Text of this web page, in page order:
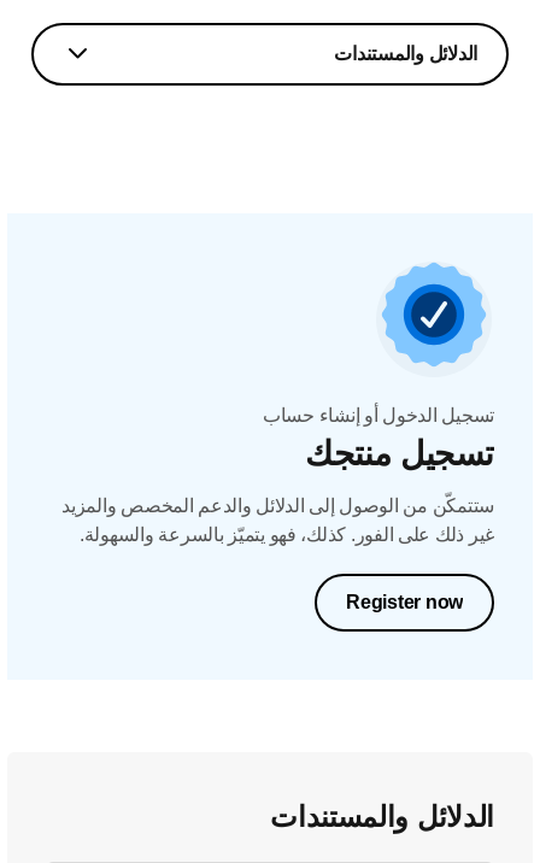
الدلائل والمستندات
تسجيل الدخول أو إنشاء حساب
تسجيل منتجك
ستتمكّن من الوصول إلى الدلائل والدعم المخصص والمزيد
غير ذلك على الفور. كذلك، فهو يتميّز بالسرعة والسهولة.
Register now
الدلائل والمستندات